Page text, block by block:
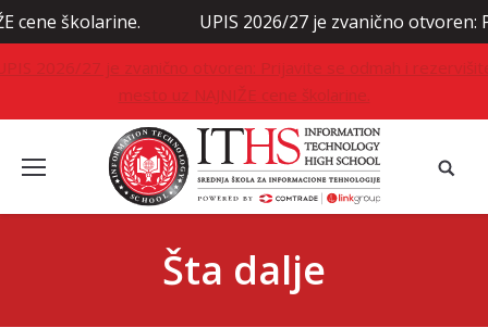
školarine. UPIS 2026/27 je zvanično otvoren:
2026/27 je zvanično otvoren: Prijavite se odmah i
mesto uz NAJNIŽE cene školarine.
Šta dalje